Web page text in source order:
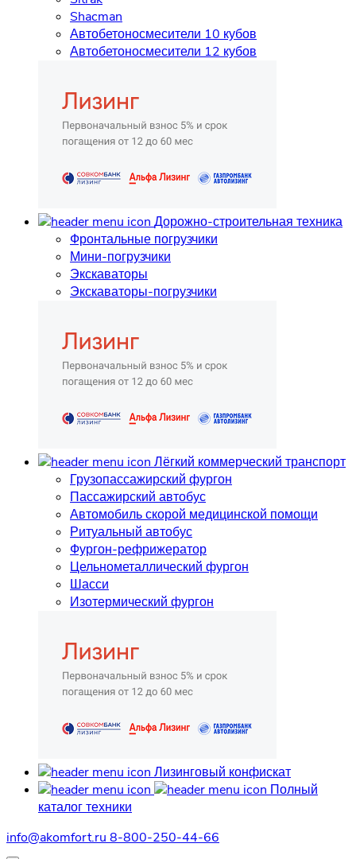
Shacman
Автобетоносмесители 10 кубов
Автобетоносмесители 12 кубов
Дорожно-строительная техника
Фронтальные погрузчики
Мини-погрузчики
Экскаваторы
Экскаваторы-погрузчики
Лёгкий коммерческий транспорт
Грузопассажирский фургон
Пассажирский автобус
Автомобиль скорой медицинской помощи
Ритуальный автобус
Фургон-рефрижератор
Цельнометаллический фургон
Шасси
Изотермический фургон
Лизинговый конфискат
Полный
каталог техники
info@akomfort.ru 8-800-250-44-66